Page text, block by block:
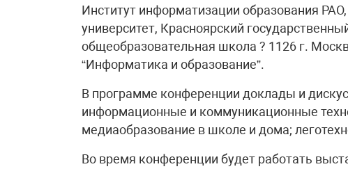
Институт информатизации образования
университет, Красноярский
общеобразовательная школа ? 1126 г.
“Информатика и образование”.
В программе конференции доклады и
информационные и коммуникационные
медиаобразование в школе и дома;
Во время конференции будет работать